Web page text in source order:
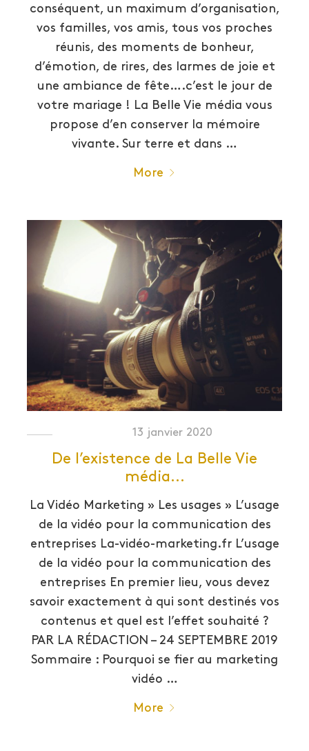
conséquent, un maximum d’organisation,
vos familles, vos amis, tous vos proches
réunis, des moments de bonheur,
d’émotion, de rires, des larmes de joie et
une ambiance de fête….c’est le jour de
votre mariage ! La Belle Vie média vous
propose d’en conserver la mémoire
vivante. Sur terre et dans …
More
13 janvier 2020
De l’existence de La Belle Vie
média…
La Vidéo Marketing » Les usages » L’usage
de la vidéo pour la communication des
entreprises La-vidéo-marketing.fr L’usage
de la vidéo pour la communication des
entreprises En premier lieu, vous devez
savoir exactement à qui sont destinés vos
contenus et quel est l’effet souhaité ?
PAR LA RÉDACTION – 24 SEPTEMBRE 2019
Sommaire : Pourquoi se fier au marketing
vidéo …
More